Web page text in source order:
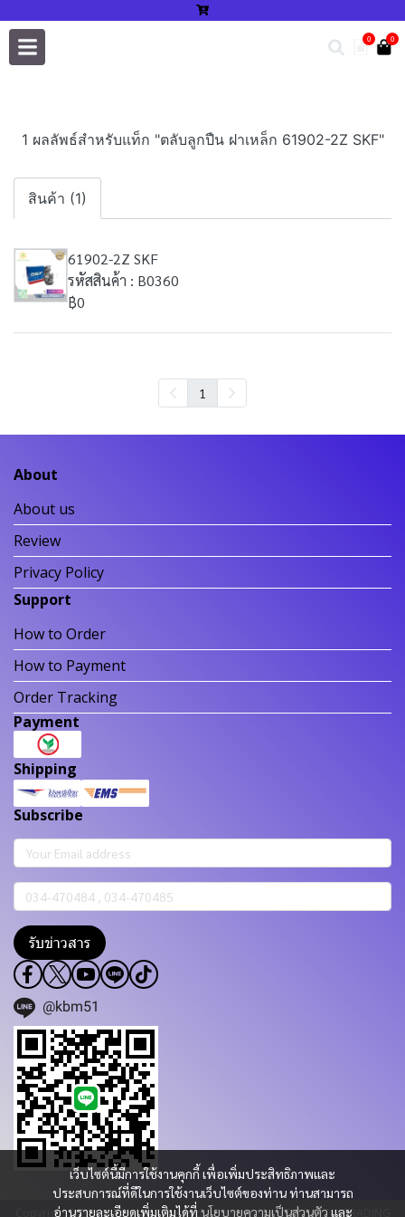
0 0
1 ผลลัพธ์สำหรับแท็ก "ตลับลูกปืน ฝาเหล็ก 61902-2Z SKF"
สินค้า (1)
61902-2Z SKF
รหัสสินค้า : B0360
฿0
1
เว็บไซต์นี้มีการใช้งานคุกกี้ เพื่อเพิ่มประสิทธิภาพและ
ประสบการณ์ที่ดีในการใช้งานเว็บไซต์ของท่าน ท่านสามารถ
อ่านรายละเอียดเพิ่มเติมได้ที่ นโยบายความเป็นส่วนตัว และ
About
About us
Review
Privacy Policy
Support
How to Order
How to Payment
Order Tracking
Payment
Shipping
Subscribe
รับข่าวสาร
@kbm51
Copyright 2023 | All Rights Reserved | Powered by KBM PART & TRADING